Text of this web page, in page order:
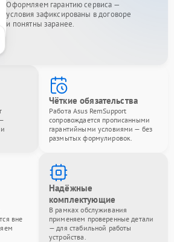
Оформляем гарантию сервиса —
условия зафиксированы в договоре
и понятны заранее.
Чёткие обязательства
Работа Asus RemSupport
сопровождается прописанными
гарантийными условиями — без
размытых формулировок.
вне
Надёжные
комплектующие
В рамках обслуживания
применяем проверенные детали
— для стабильной работы
устройства.